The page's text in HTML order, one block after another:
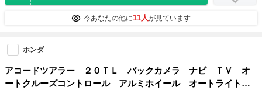
今あなたの他に11人が見ています
ホンダ
アコードツアラー ２０ＴＬ バックカメラ ナビ ＴＶ オ
ートクルーズコントロール アルミホイール オートライト